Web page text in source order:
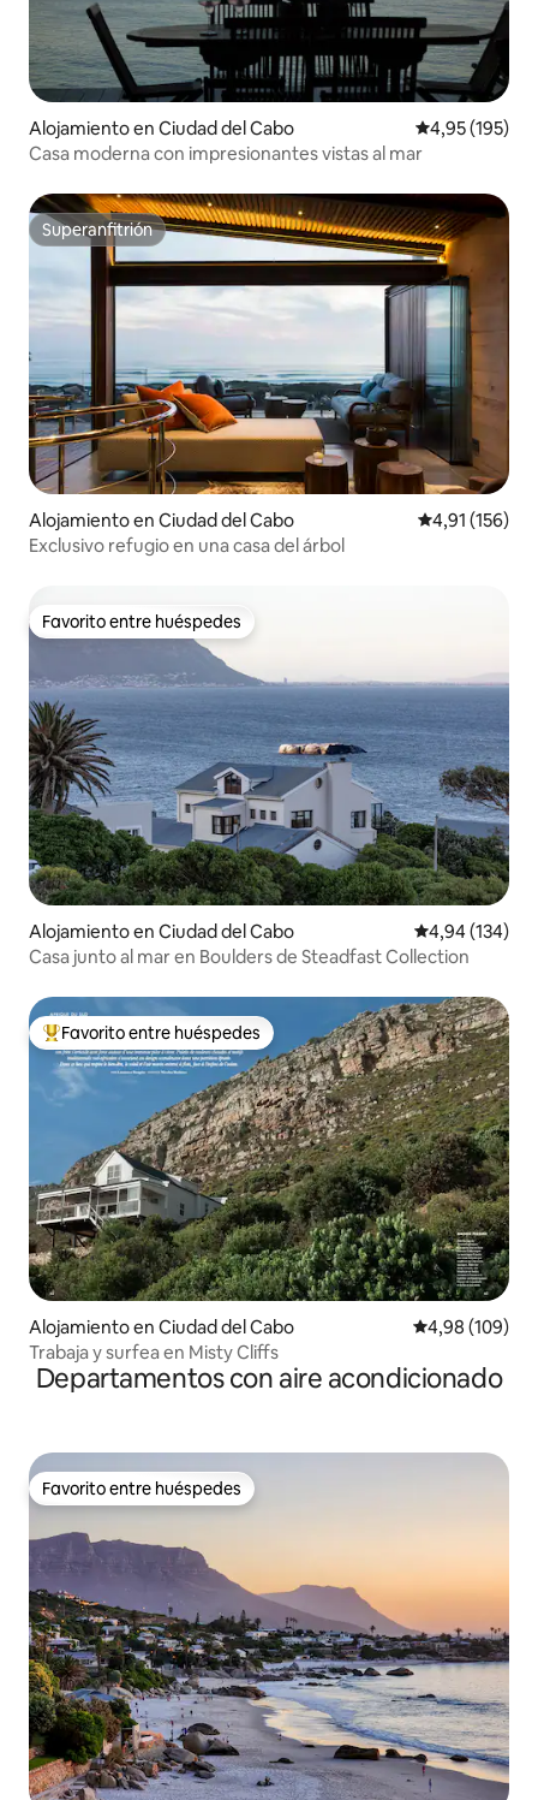
Alojamiento en Ciudad del Cabo Calificación
4,95 (195)
Casa moderna con impresionantes vistas al mar
Superanfitrión
Superanfitrión
Alojamiento en Ciudad del Cabo Calificación
4,91 (156)
Exclusivo refugio en una casa del árbol
Favorito entre huéspedes
Favorito entre huéspedes
Alojamiento en Ciudad del Cabo Calificación
4,94 (134)
Casa junto al mar en Boulders de Steadfast Collection
Favorito entre los huéspedes más destacados
Favorito entre huéspedes
Alojamiento en Ciudad del Cabo Calificación
4,98 (109)
Trabaja y surfea en Misty Cliffs
Departamentos con aire acondicionado
Favorito entre huéspedes
Favorito entre huéspedes